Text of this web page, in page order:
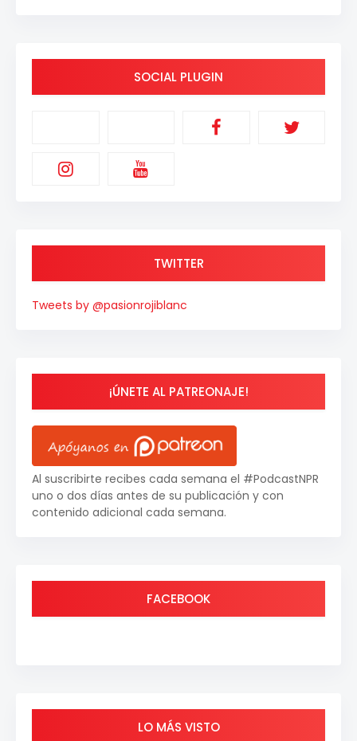
SOCIAL PLUGIN
TWITTER
Tweets by @pasionrojiblanc
¡ÚNETE AL PATREONAJE!
Al suscribirte recibes cada semana el #PodcastNPR
uno o dos días antes de su publicación y con
contenido adicional cada semana.
FACEBOOK
LO MÁS VISTO